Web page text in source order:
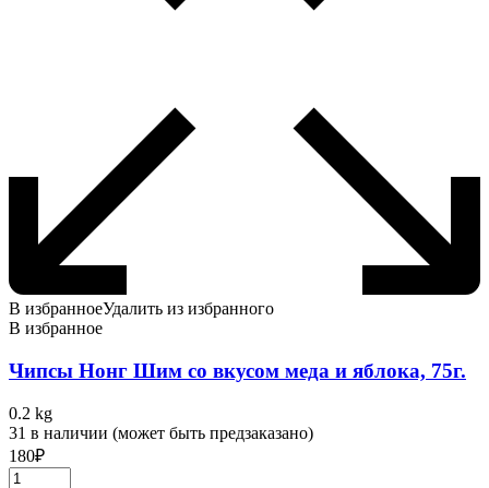
В избранноеУдалить из избранного
В избранное
Чипсы Нонг Шим со вкусом меда и яблока, 75г.
0.2 kg
31 в наличии (может быть предзаказано)
180₽